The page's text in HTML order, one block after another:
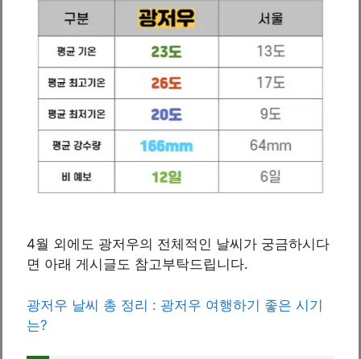
4월 외에도 광저우의 전체적인 날씨가 궁금하시다
면 아래 게시글도 참고부탁드립니다.
광저우 날씨 총 정리 : 광저우 여행하기 좋은 시기
는?